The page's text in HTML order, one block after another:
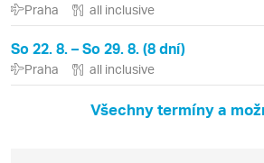
Praha all inclusive
So 22. 8. – So 29. 8. (8 dní)
Praha all inclusive
Všechny termíny a